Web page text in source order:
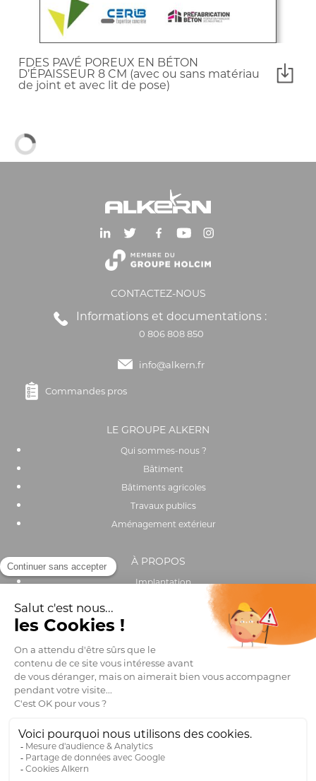
FDES PAVÉ POREUX EN BÉTON
D’ÉPAISSEUR 8 CM (avec ou sans matériau
de joint et avec lit de pose)
FDES PAVÉ DE VOIRIE À ÉCARTEURS
INTÉGRÉS, ÉPAISSEUR ≤ 8 CM (avec joint et